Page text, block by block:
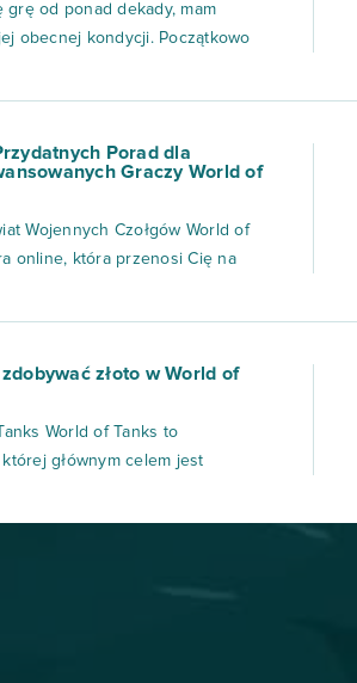
od ponad dekady, mam
obecnej kondycji. Początkowo
Porad dla
Graczy World of
Wojennych Czołgów World of
online, która przenosi Cię na
złoto w World of
World of Tanks to
głównym celem jest